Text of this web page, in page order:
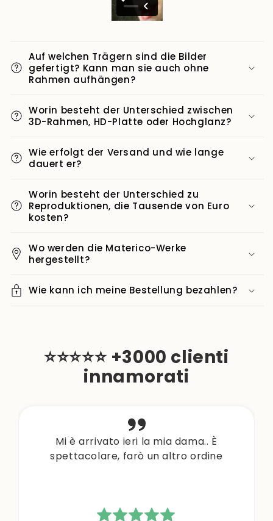
Auf welchen Trägern sind die Bilder
gefertigt? Kann man sie auch ohne
Rahmen aufhängen?
Worin besteht der Unterschied zwischen
3D-Rahmen, HD-Platte oder Hochglanz?
Wie erfolgt der Versand und wie lange
dauert er?
Worin besteht der Unterschied zu
Reproduktionen, die Tausende von Euro
kosten?
Wo werden die Materico-Werke
hergestellt?
Wie kann ich meine Bestellung bezahlen?
⭐⭐⭐⭐⭐ +3000 clienti
innamorati
Mi è arrivato ieri la mia dama.. È
spettacolare, farò un altro ordine